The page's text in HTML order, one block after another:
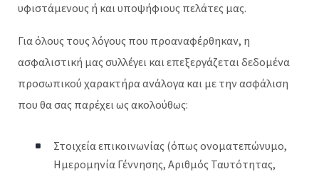
υφιστάμενους ή και υποψήφιους πελάτες μας.
Για όλους τους λόγους που προαναφέρθηκαν, η
ασφαλιστική μας συλλέγει και επεξεργάζεται δεδομένα
προσωπικού χαρακτήρα ανάλογα και με την ασφάλιση
που θα σας παρέχει ως ακολούθως:
Στοιχεία επικοινωνίας (όπως ονοματεπώνυμο,
Ημερομηνία Γέννησης, Αριθμός Ταυτότητας,